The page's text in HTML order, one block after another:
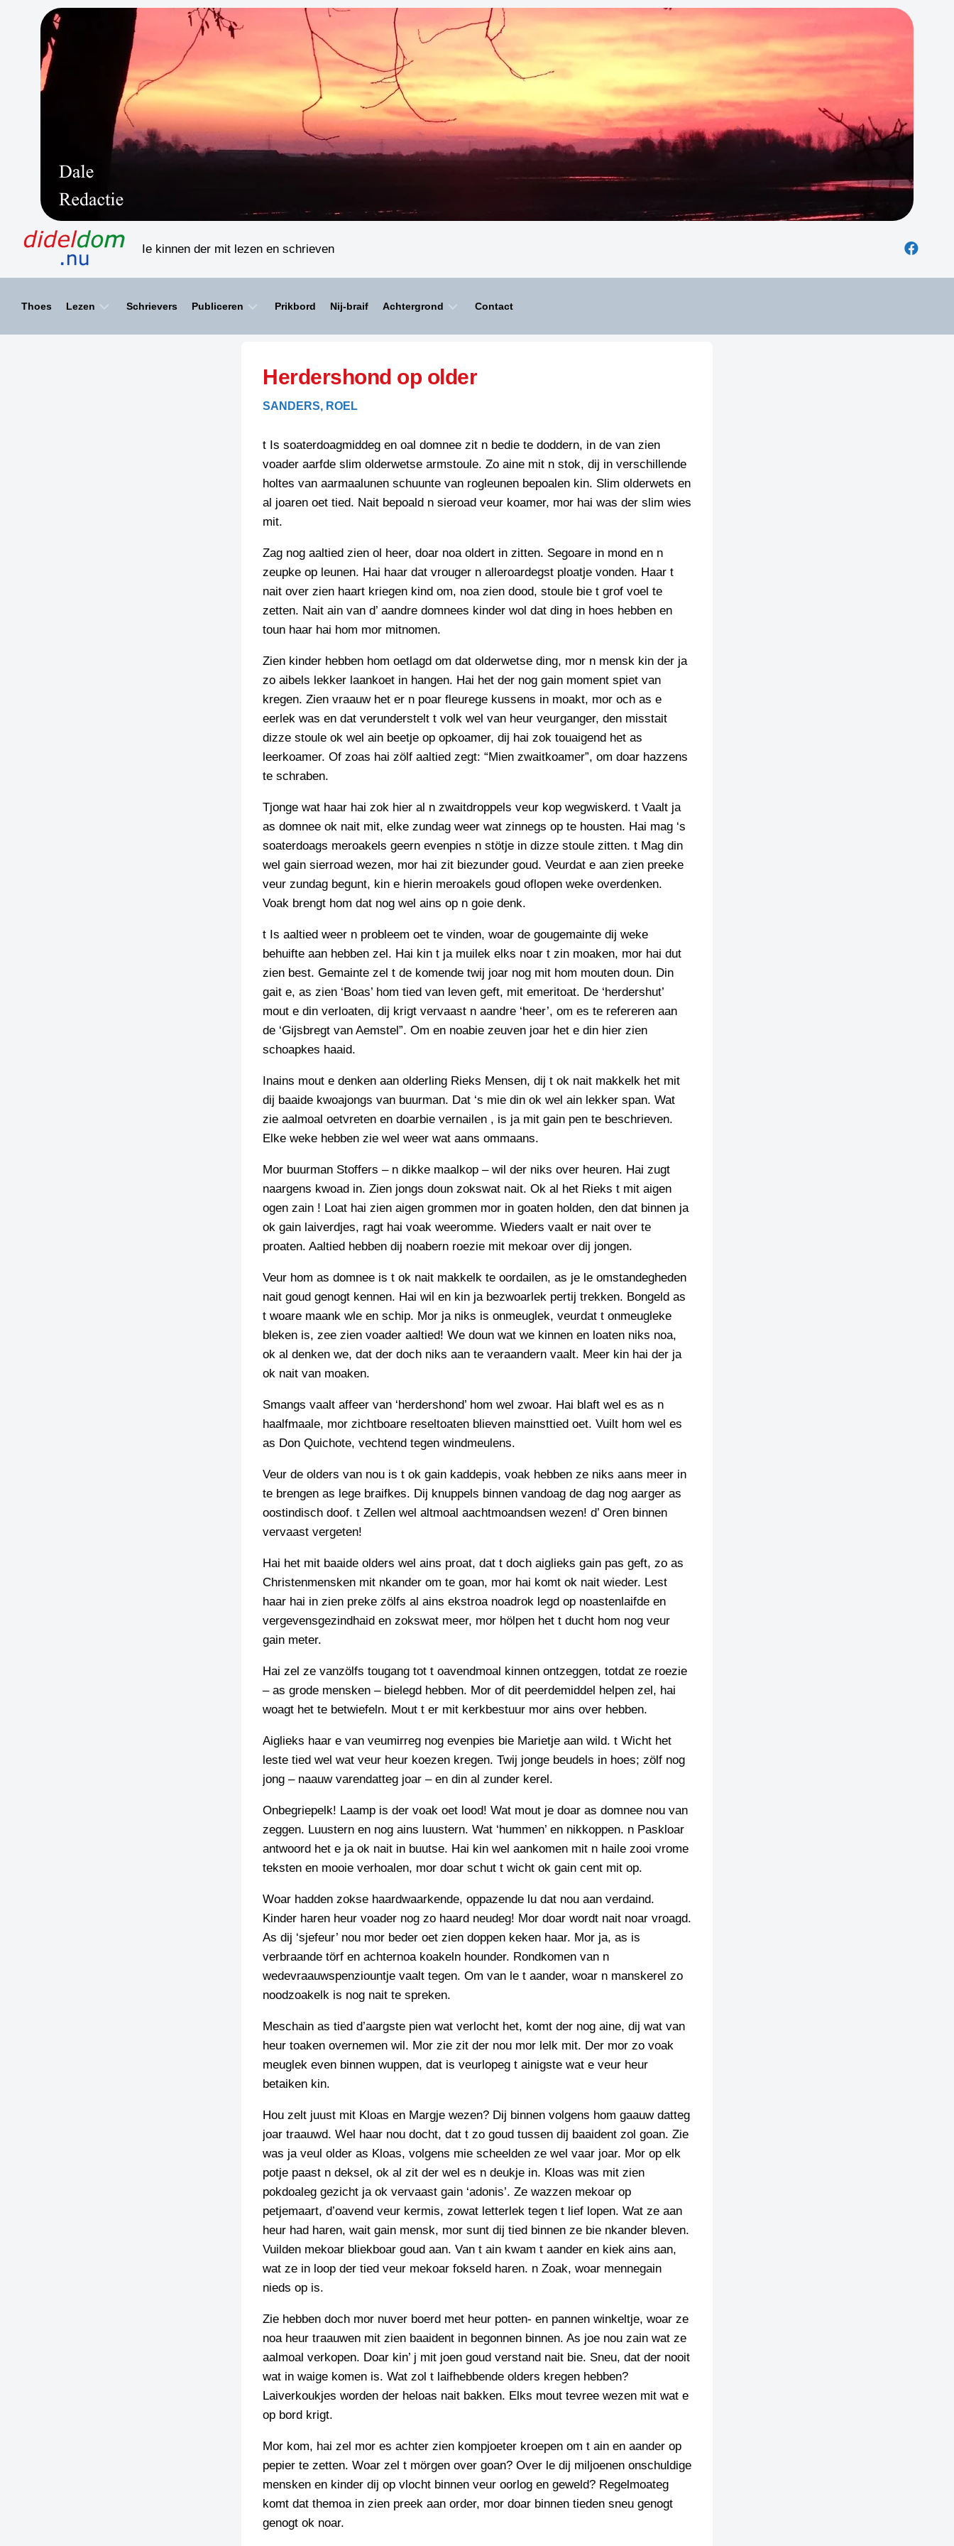
Ie kinnen der mit lezen en schrieven
Thoes Lezen
HAIKU’S
LIMERICKS
SCHRIEFWEDSTRIED
FLYER
PERSBERICHT
SCHRIEFWEDSTRIED
FLYER
INZENDENS
JURYRAPPORT
FOTO’S
SCHRIEFWEDSTRIED
SCHRIEFWEDSTRIED
2026
STRIPS
TIEDSCHRIFT
KREUZE
TENEEL
VERHOALEN
BIENOAMEN
LEGENDEN
RECEPTEN
SPREUKEN
VEURDRACHTEN
Schrievers Publiceren
SPELLENSCONTROLE
SCHRIEFREGELS
Prikbord Nij-braif Achtergrond
KREUZE
Contact
Herdershond op older
SANDERS, ROEL
t Is soaterdoagmiddeg en oal domnee zit n bedie te doddern, in de van zien
voader aarfde slim olderwetse armstoule. Zo aine mit n stok, dij in verschillende
holtes van aarmaalunen schuunte van rogleunen bepoalen kin. Slim olderwets en
al joaren oet tied. Nait bepoald n sieroad veur koamer, mor hai was der slim wies
mit.
Zag nog aaltied zien ol heer, doar noa oldert in zitten. Segoare in mond en n
zeupke op leunen. Hai haar dat vrouger n alleroardegst ploatje vonden. Haar t
nait over zien haart kriegen kind om, noa zien dood, stoule bie t grof voel te
zetten. Nait ain van d’ aandre domnees kinder wol dat ding in hoes hebben en
toun haar hai hom mor mitnomen.
Zien kinder hebben hom oetlagd om dat olderwetse ding, mor n mensk kin der ja
zo aibels lekker laankoet in hangen. Hai het der nog gain moment spiet van
kregen. Zien vraauw het er n poar fleurege kussens in moakt, mor och as e
eerlek was en dat verunderstelt t volk wel van heur veurganger, den misstait
dizze stoule ok wel ain beetje op opkoamer, dij hai zok touaigend het as
leerkoamer. Of zoas hai zölf aaltied zegt: “Mien zwaitkoamer”, om doar hazzens
te schraben.
Tjonge wat haar hai zok hier al n zwaitdroppels veur kop wegwiskerd. t Vaalt ja
as domnee ok nait mit, elke zundag weer wat zinnegs op te housten. Hai mag ‘s
soaterdoags meroakels geern evenpies n stötje in dizze stoule zitten. t Mag din
wel gain sierroad wezen, mor hai zit biezunder goud. Veurdat e aan zien preeke
veur zundag begunt, kin e hierin meroakels goud oflopen weke overdenken.
Voak brengt hom dat nog wel ains op n goie denk.
t Is aaltied weer n probleem oet te vinden, woar de gougemainte dij weke
behuifte aan hebben zel. Hai kin t ja muilek elks noar t zin moaken, mor hai dut
zien best. Gemainte zel t de komende twij joar nog mit hom mouten doun. Din
gait e, as zien ‘Boas’ hom tied van leven geft, mit emeritoat. De ‘herdershut’
mout e din verloaten, dij krigt vervaast n aandre ‘heer’, om es te refereren aan
de ‘Gijsbregt van Aemstel”. Om en noabie zeuven joar het e din hier zien
schoapkes haaid.
Inains mout e denken aan olderling Rieks Mensen, dij t ok nait makkelk het mit
dij baaide kwoajongs van buurman. Dat ‘s mie din ok wel ain lekker span. Wat
zie aalmoal oetvreten en doarbie vernailen , is ja mit gain pen te beschrieven.
Elke weke hebben zie wel weer wat aans ommaans.
Mor buurman Stoffers – n dikke maalkop – wil der niks over heuren. Hai zugt
naargens kwoad in. Zien jongs doun zokswat nait. Ok al het Rieks t mit aigen
ogen zain ! Loat hai zien aigen grommen mor in goaten holden, den dat binnen ja
ok gain laiverdjes, ragt hai voak weeromme. Wieders vaalt er nait over te
proaten. Aaltied hebben dij noabern roezie mit mekoar over dij jongen.
Veur hom as domnee is t ok nait makkelk te oordailen, as je le omstandegheden
nait goud genogt kennen. Hai wil en kin ja bezwoarlek pertij trekken. Bongeld as
t woare maank wle en schip. Mor ja niks is onmeuglek, veurdat t onmeugleke
bleken is, zee zien voader aaltied! We doun wat we kinnen en loaten niks noa,
ok al denken we, dat der doch niks aan te veraandern vaalt. Meer kin hai der ja
ok nait van moaken.
Smangs vaalt affeer van ‘herdershond’ hom wel zwoar. Hai blaft wel es as n
haalfmaale, mor zichtboare reseltoaten blieven mainsttied oet. Vuilt hom wel es
as Don Quichote, vechtend tegen windmeulens.
Veur de olders van nou is t ok gain kaddepis, voak hebben ze niks aans meer in
te brengen as lege braifkes. Dij knuppels binnen vandoag de dag nog aarger as
oostindisch doof. t Zellen wel altmoal aachtmoandsen wezen! d’ Oren binnen
vervaast vergeten!
Hai het mit baaide olders wel ains proat, dat t doch aiglieks gain pas geft, zo as
Christenmensken mit nkander om te goan, mor hai komt ok nait wieder. Lest
haar hai in zien preke zölfs al ains ekstroa noadrok legd op noastenlaifde en
vergevensgezindhaid en zokswat meer, mor hölpen het t ducht hom nog veur
gain meter.
Hai zel ze vanzölfs tougang tot t oavendmoal kinnen ontzeggen, totdat ze roezie
– as grode mensken – bielegd hebben. Mor of dit peerdemiddel helpen zel, hai
woagt het te betwiefeln. Mout t er mit kerkbestuur mor ains over hebben.
Aiglieks haar e van veumirreg nog evenpies bie Marietje aan wild. t Wicht het
leste tied wel wat veur heur koezen kregen. Twij jonge beudels in hoes; zölf nog
jong – naauw varendatteg joar – en din al zunder kerel.
Onbegriepelk! Laamp is der voak oet lood! Wat mout je doar as domnee nou van
zeggen. Luustern en nog ains luustern. Wat ‘hummen’ en nikkoppen. n Paskloar
antwoord het e ja ok nait in buutse. Hai kin wel aankomen mit n haile zooi vrome
teksten en mooie verhoalen, mor doar schut t wicht ok gain cent mit op.
Woar hadden zokse haardwaarkende, oppazende lu dat nou aan verdaind.
Kinder haren heur voader nog zo haard neudeg! Mor doar wordt nait noar vroagd.
As dij ‘sjefeur’ nou mor beder oet zien doppen keken haar. Mor ja, as is
verbraande törf en achternoa koakeln hounder. Rondkomen van n
wedevraauwspenziountje vaalt tegen. Om van le t aander, woar n manskerel zo
noodzoakelk is nog nait te spreken.
Meschain as tied d’aargste pien wat verlocht het, komt der nog aine, dij wat van
heur toaken overnemen wil. Mor zie zit der nou mor lelk mit. Der mor zo voak
meuglek even binnen wuppen, dat is veurlopeg t ainigste wat e veur heur
betaiken kin.
Hou zelt juust mit Kloas en Margje wezen? Dij binnen volgens hom gaauw datteg
joar traauwd. Wel haar nou docht, dat t zo goud tussen dij baaident zol goan. Zie
was ja veul older as Kloas, volgens mie scheelden ze wel vaar joar. Mor op elk
potje paast n deksel, ok al zit der wel es n deukje in. Kloas was mit zien
pokdoaleg gezicht ja ok vervaast gain ‘adonis’. Ze wazzen mekoar op
petjemaart, d’oavend veur kermis, zowat letterlek tegen t lief lopen. Wat ze aan
heur had haren, wait gain mensk, mor sunt dij tied binnen ze bie nkander bleven.
Vuilden mekoar bliekboar goud aan. Van t ain kwam t aander en kiek ains aan,
wat ze in loop der tied veur mekoar fokseld haren. n Zoak, woar mennegain
nieds op is.
Zie hebben doch mor nuver boerd met heur potten- en pannen winkeltje, woar ze
noa heur traauwen mit zien baaident in begonnen binnen. As joe nou zain wat ze
aalmoal verkopen. Doar kin’ j mit joen goud verstand nait bie. Sneu, dat der nooit
wat in waige komen is. Wat zol t laifhebbende olders kregen hebben?
Laiverkoukjes worden der heloas nait bakken. Elks mout tevree wezen mit wat e
op bord krigt.
Mor kom, hai zel mor es achter zien kompjoeter kroepen om t ain en aander op
pepier te zetten. Woar zel t mörgen over goan? Over le dij miljoenen onschuldige
mensken en kinder dij op vlocht binnen veur oorlog en geweld? Regelmoateg
komt dat themoa in zien preek aan order, mor doar binnen tieden sneu genogt
genogt ok noar.